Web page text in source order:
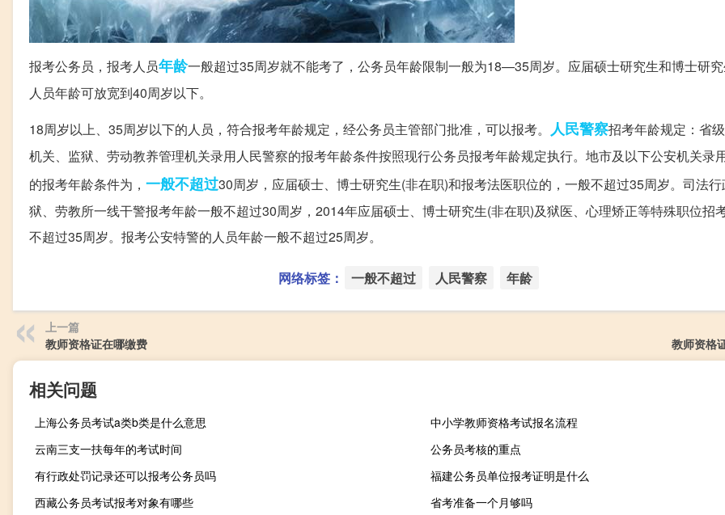
报考公务员，报考人员年龄一般超过35周岁就不能考了，公务员年龄限制一般为18—35周岁。应届硕士研究生和博士研
人员年龄可放宽到40周岁以下。
18周岁以上、35周岁以下的人员，符合报考年龄规定，经公务员主管部门批准，可以报考。 人民警察招考年龄规定：省
机关、监狱、劳动教养管理机关录用人民警察的报考年龄条件按照现行公务员报考年龄规定执行。地市及以下公安机关录
的报考年龄条件为， 一般不超过30周岁，应届硕士、博士研究生(非在职)和报考法医职位的，一般不超过35周岁。司法
狱、劳教所一线干警报考年龄一般不超过30周岁，2014年应届硕士、博士研究生(非在职)及狱医、心理矫正等特殊职位招
不超过35周岁。报考公安特警的人员年龄一般不超过25周岁。
网络标签： 一般不超过 人民警察 年龄
上一篇
教师资格证在哪缴费
教师资格
相关问题
上海公务员考试a类b类是什么意思
中小学教师资格考试报名流程
云南三支一扶每年的考试时间
公务员考核的重点
有行政处罚记录还可以报考公务员吗
福建公务员单位报考证明是什么
西藏公务员考试报考对象有哪些
省考准备一个月够吗